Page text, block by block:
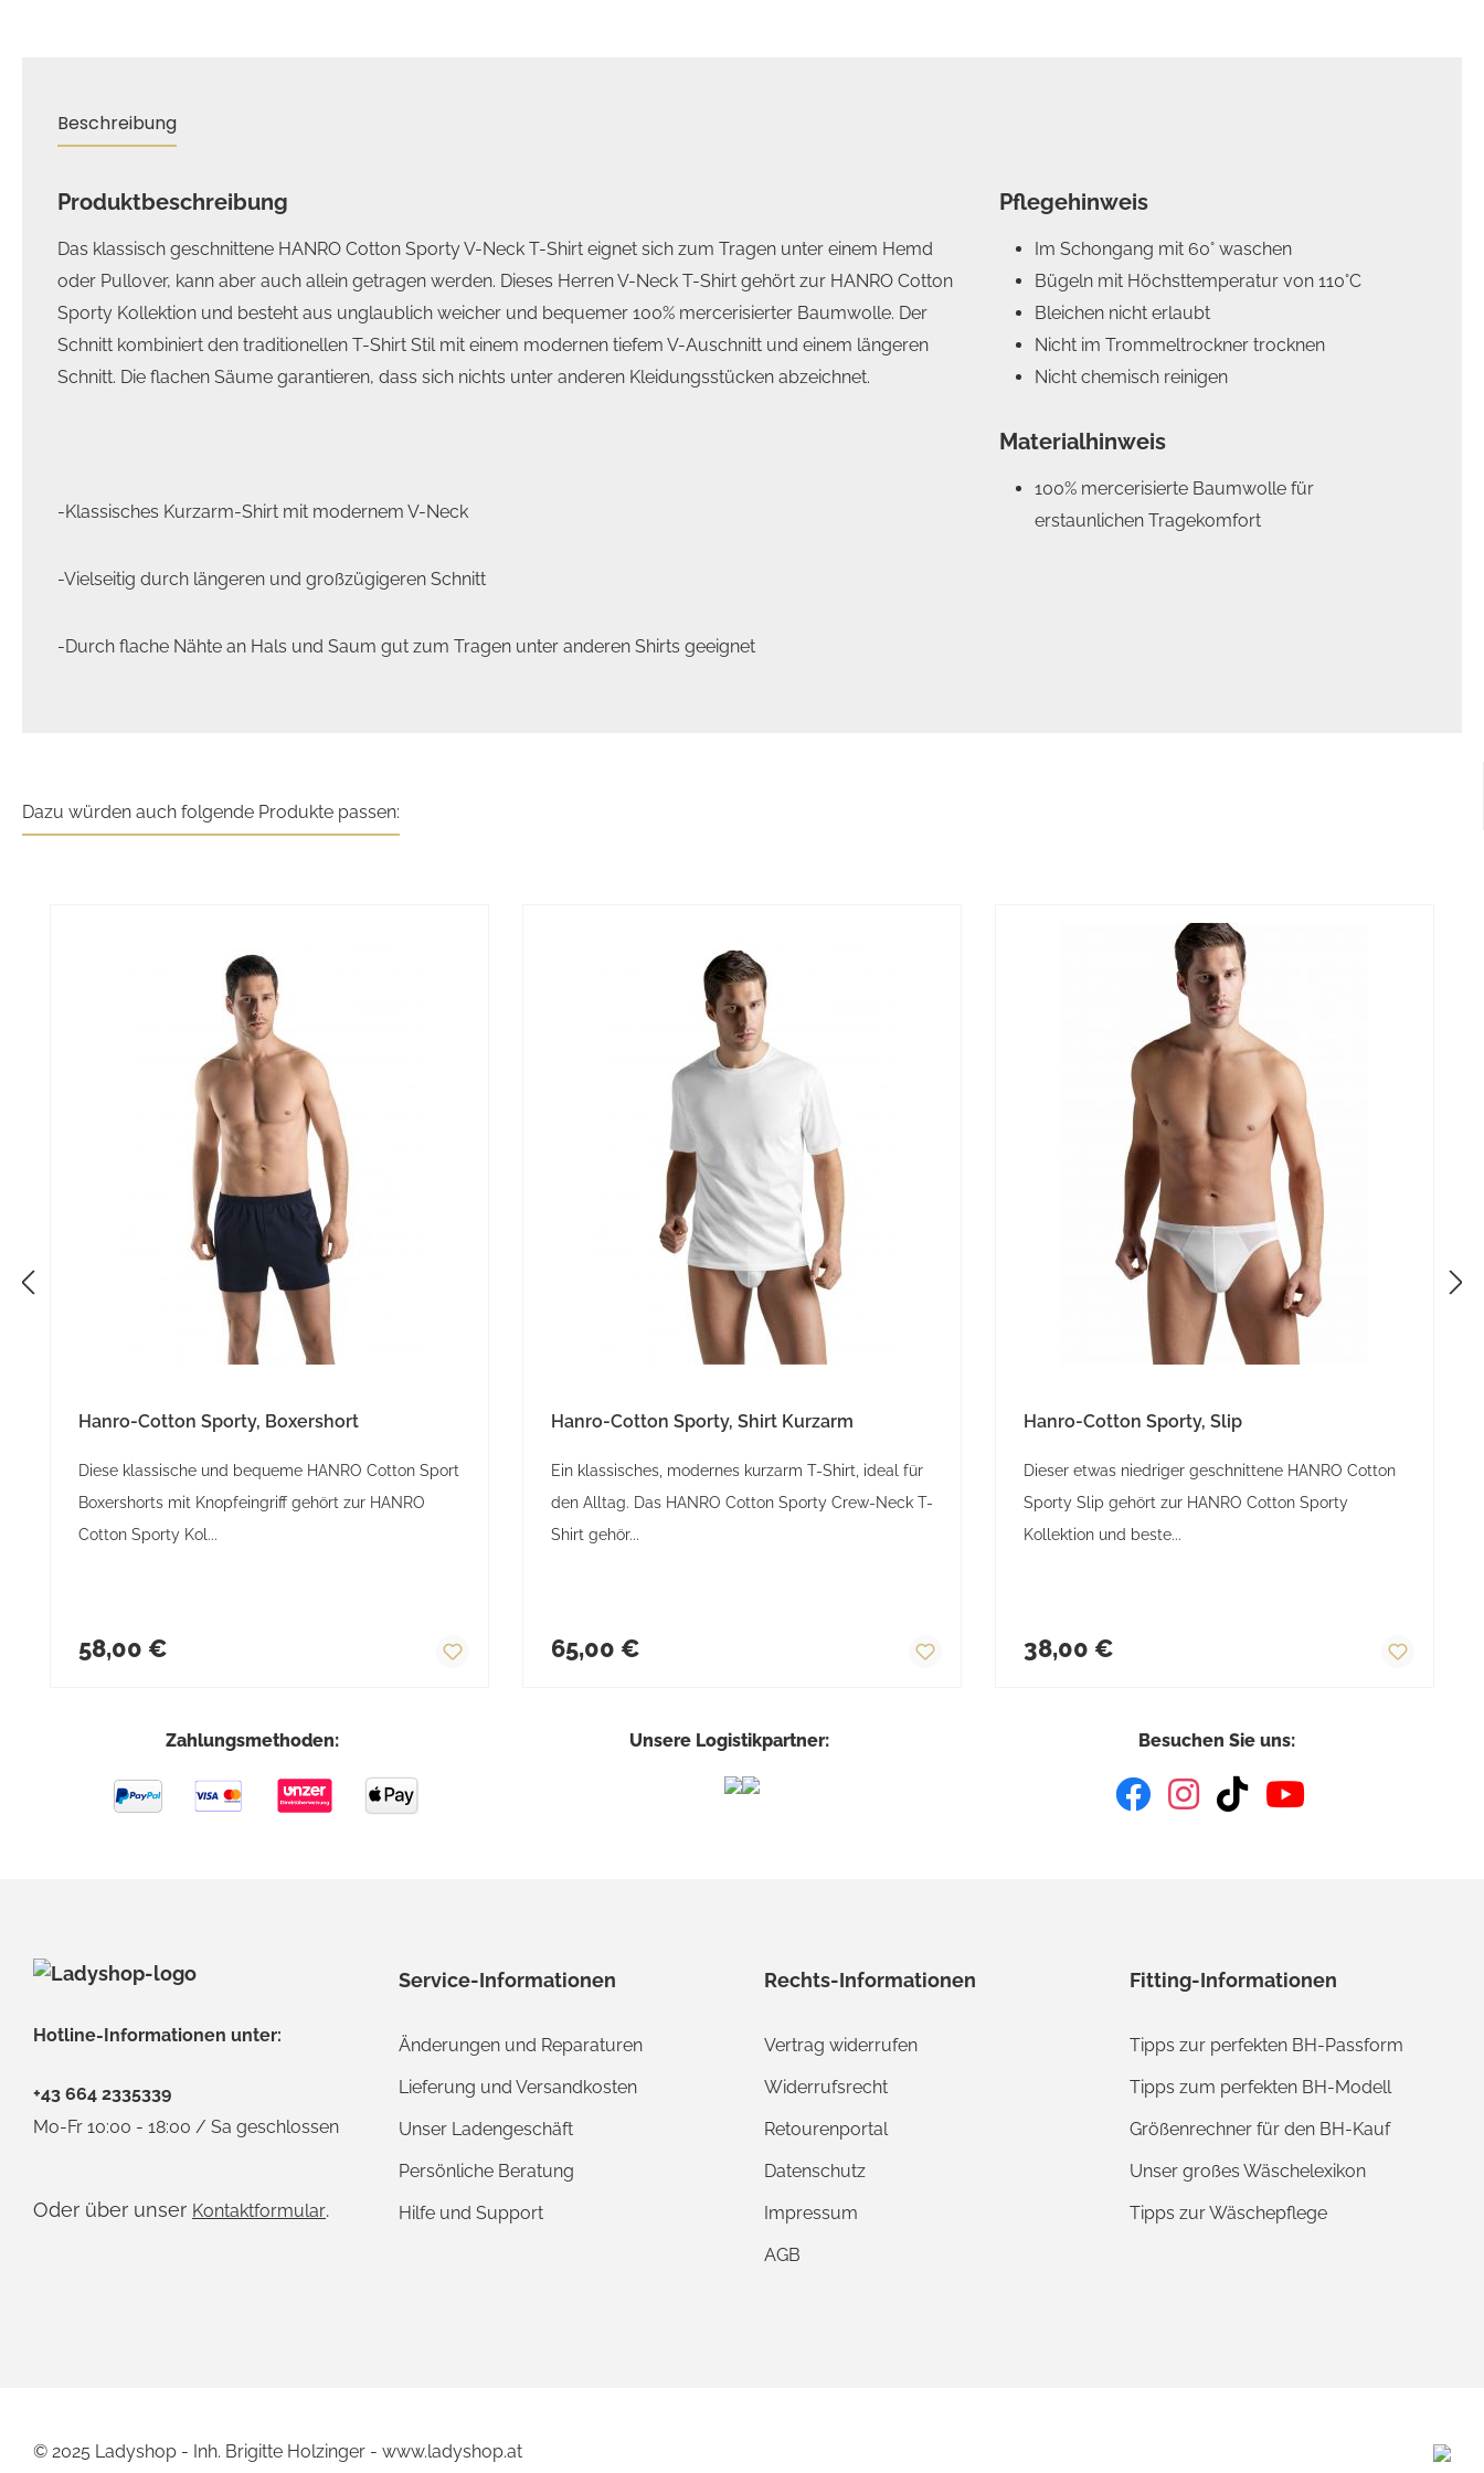
Beschreibung
Produktbeschreibung
Das klassisch geschnittene HANRO Cotton Sporty V-Neck T-Shirt eignet sich zum Tragen unter einem Hemd
oder Pullover, kann aber auch allein getragen werden. Dieses Herren V-Neck T-Shirt gehört zur HANRO Cotton
Sporty Kollektion und besteht aus unglaublich weicher und bequemer 100% mercerisierter Baumwolle. Der
Schnitt kombiniert den traditionellen T-Shirt Stil mit einem modernen tiefem V-Auschnitt und einem längeren
Schnitt. Die flachen Säume garantieren, dass sich nichts unter anderen Kleidungsstücken abzeichnet.
-Klassisches Kurzarm-Shirt mit modernem V-Neck
-Vielseitig durch längeren und großzügigeren Schnitt
-Durch flache Nähte an Hals und Saum gut zum Tragen unter anderen Shirts geeignet
Pflegehinweis
Im Schongang mit 60° waschen
Bügeln mit Höchsttemperatur von 110°C
Bleichen nicht erlaubt
Nicht im Trommeltrockner trocknen
Nicht chemisch reinigen
Materialhinweis
100% mercerisierte Baumwolle für
erstaunlichen Tragekomfort
Dazu würden auch folgende Produkte passen:
Hanro-Cotton Sporty, Boxershort
Diese klassische und bequeme HANRO Cotton Sport
Boxershorts mit Knopfeingriff gehört zur HANRO
Cotton Sporty Kol...
58,00 €
Hanro-Cotton Sporty, Shirt Kurzarm
Ein klassisches, modernes kurzarm T-Shirt, ideal für
den Alltag. Das HANRO Cotton Sporty Crew-Neck T-
Shirt gehör...
65,00 €
Hanro-Cotton Sporty, Slip
Dieser etwas niedriger geschnittene HANRO Cotton
Sporty Slip gehört zur HANRO Cotton Sporty
Kollektion und beste...
38,00 €
Zahlungsmethoden: Unsere Logistikpartner: Besuchen Sie uns:
Hotline-Informationen unter:
+43 664 2335339
Mo-Fr 10:00 - 18:00 / Sa geschlossen
Oder über unser Kontaktformular.
Service-Informationen
Änderungen und Reparaturen
Lieferung und Versandkosten
Unser Ladengeschäft
Persönliche Beratung
Hilfe und Support
Rechts-Informationen
Vertrag widerrufen
Widerrufsrecht
Retourenportal
Datenschutz
Impressum
AGB
Fitting-Informationen
Tipps zur perfekten BH-Passform
Tipps zum perfekten BH-Modell
Größenrechner für den BH-Kauf
Unser großes Wäschelexikon
Tipps zur Wäschepflege
© 2025 Ladyshop - Inh. Brigitte Holzinger - www.ladyshop.at